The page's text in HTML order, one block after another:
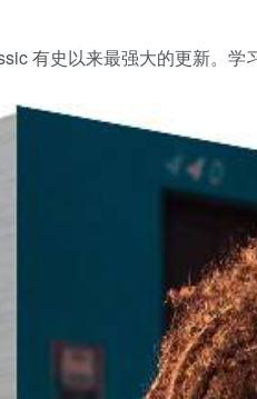
有史以来最强大的更新。学